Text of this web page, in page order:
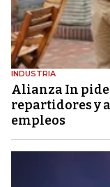
INDUSTRIA
Alianza In pide
repartidores y
empleos